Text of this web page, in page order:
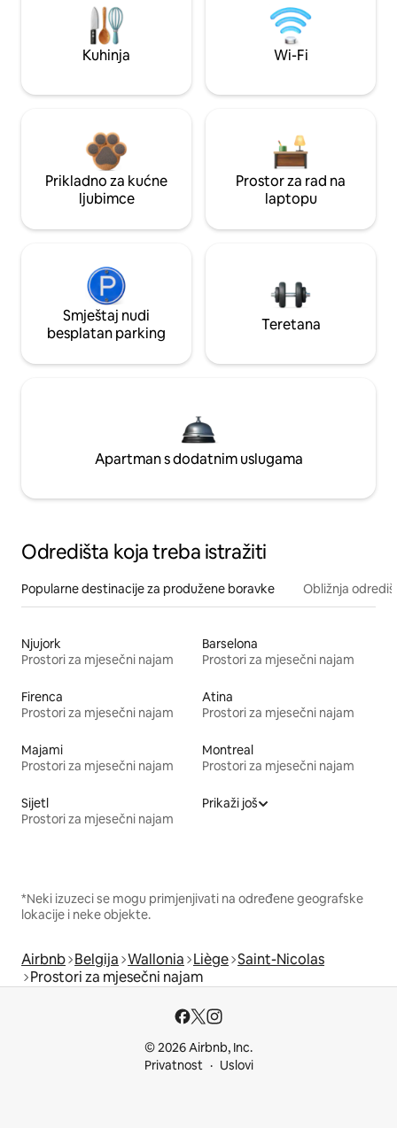
Kuhinja Wi-Fi
Prikladno za kućne
ljubimce
Prostor za rad na
laptopu
Smještaj nudi
besplatan parking
Teretana
Apartman s dodatnim uslugama
Odredišta koja treba istražiti
Popularne destinacije za produžene boravke Obližnja
Njujork
Prostori za mjesečni najam
Barselona
Prostori za mjesečni najam
Firenca
Prostori za mjesečni najam
Atina
Prostori za mjesečni najam
Majami
Prostori za mjesečni najam
Montreal
Prostori za mjesečni najam
Sijetl
Prostori za mjesečni najam
Prikaži još
*Neki izuzeci se mogu primjenjivati na određene geografske
lokacije i neke objekte.
Airbnb Belgija Wallonia Liège Saint-Nicolas
Prostori za mjesečni najam
© 2026 Airbnb, Inc.
Privatnost
Uslovi